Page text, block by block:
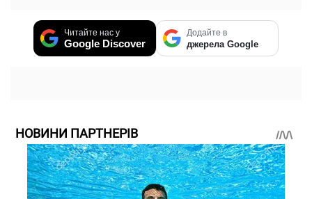
Читайте нас у
Google Discover
Додайте в
джерела Google
НОВИНИ ПАРТНЕРІВ